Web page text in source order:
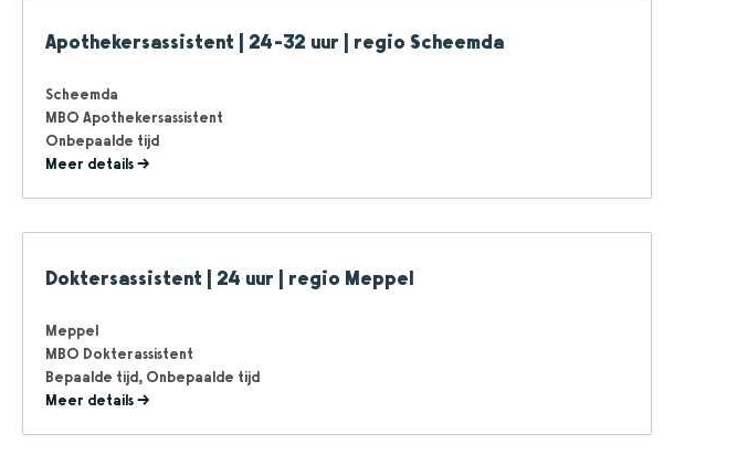
Apothekersassistent | 24-32 uur | regio Scheemda
Scheemda
MBO Apothekersassistent
Onbepaalde tijd
Meer details
Doktersassistent | 24 uur | regio Meppel
Meppel
MBO Dokterassistent
Bepaalde tijd Onbepaalde tijd
Meer details